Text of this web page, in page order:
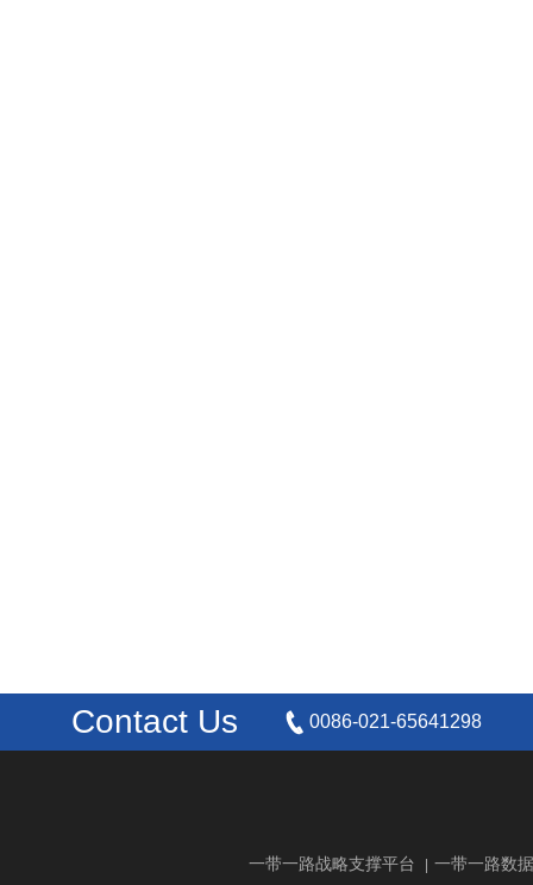
Contact Us 0086-021-65641298
一带一路战略支撑平台 一带一路数